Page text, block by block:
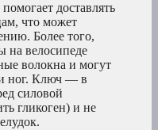
доставлять
что может
Более того,
на велосипеде
волокна и могут
ног. Ключ — в
силовой
гликоген) и не